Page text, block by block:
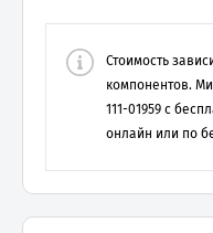
Стоимость
компонентов.
111-01959 с
онлайн или по